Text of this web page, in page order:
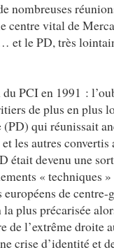
nombreuses
centre vital de
et le PD, très
du PCI en 1991 :
de plus en plus
qui réunissait
les autres convertis
était devenu une
« techniques
de centre-
plus précarisée
l’extrême droite
crise d’identité et